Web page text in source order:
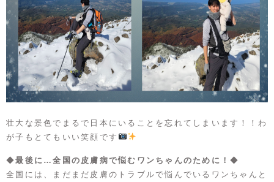
壮大な景色でまるで日本にいることを忘れてしまいます！！わ
が子もとてもいい笑顔です
◆最後に…全国の皮膚病で悩むワンちゃんのために！ ◆
全国には、まだまだ皮膚のトラブルで悩んでいるワンちゃんと